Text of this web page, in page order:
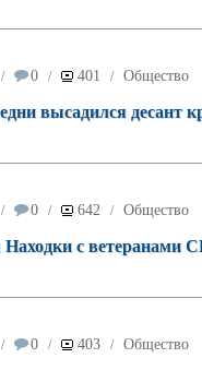
/ 0 / 401 / Общество
высадился десант
/ 0 / 642 / Общество
с ветеранами
/ 0 / 403 / Общество